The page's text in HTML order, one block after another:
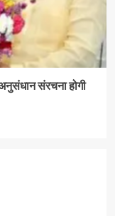
संरचना होगी